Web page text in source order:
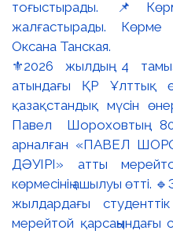
⚜️2026 жылдың 4
атындағы ҚР Ұлттық
қазақстандық мүсін
Павел Шороховтың
арналған «ПАВЕЛ
ДӘУІРІ» атты
көрмесінің ашылуы өтті.
жылдардағы
мерейтой қарсаңындағы